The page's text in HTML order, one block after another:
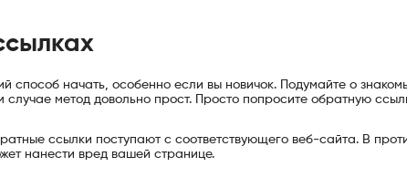
начать, особенно если вы новичок. Подумайте о
случае метод довольно прост. Просто попросите обратную
ссылки поступают с соответствующего веб-сайта. В
нанести вред вашей странице.